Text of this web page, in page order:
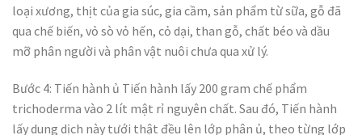
loại xương, thịt của gia súc, gia cầm, sản phẩm từ sữa, gỗ đã
qua chế biến, vỏ sò vỏ hến, cỏ dại, than gỗ, chất béo và dầu
mỡ phân người và phân vật nuôi chưa qua xử lý.
Bước 4: Tiến hành ủ Tiến hành lấy 200 gram chế phẩm
trichoderma vào 2 lít mật rỉ nguyên chất. Sau đó, Tiến hành
lấy dung dịch này tưới thật đều lên lớp phân ủ, theo từng lớp